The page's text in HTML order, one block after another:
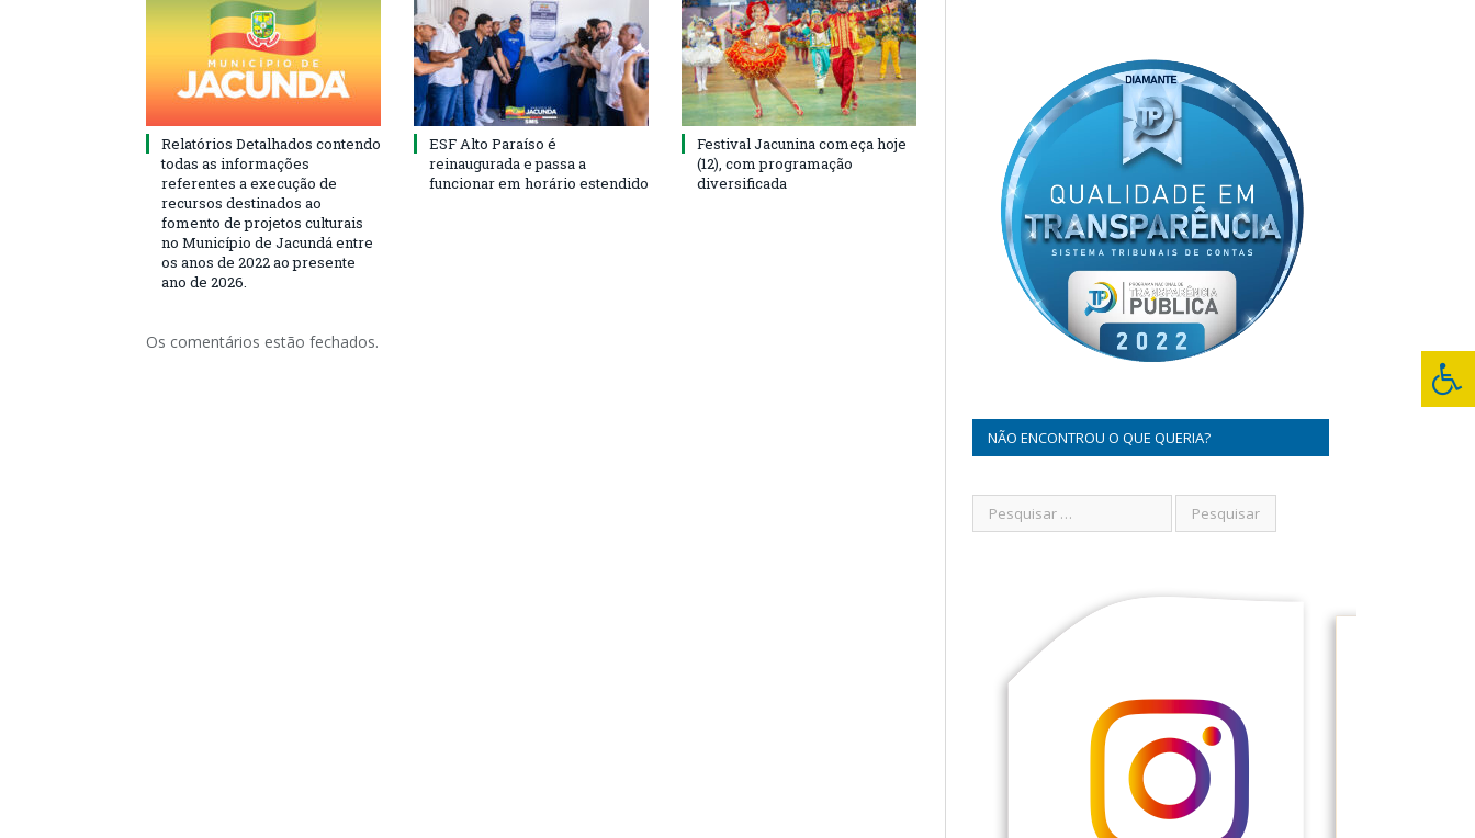
Relatórios Detalhados contendo
todas as informações
referentes a execução de
recursos destinados ao
fomento de projetos culturais
no Município de Jacundá entre
os anos de 2022 ao presente
ano de 2026.
ESF Alto Paraíso é
reinaugurada e passa a
funcionar em horário estendido
Festival Jacunina começa hoje
(12), com programação
diversificada
Os comentários estão fechados.
NÃO ENCONTROU O QUE QUERIA?